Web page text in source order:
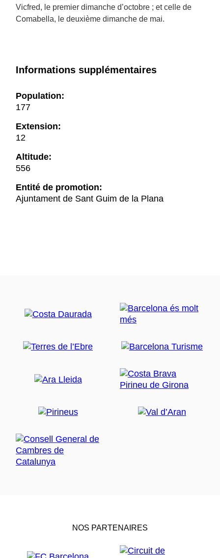
Vicfred, le premier dimanche d’octobre ; et celle de
Comabella, le deuxième dimanche de mai.
Informations supplémentaires
Population:
177
Extension:
12
Altitude:
556
Entité de promotion:
Ajuntament de Sant Guim de la Plana
NOS PARTENAIRES